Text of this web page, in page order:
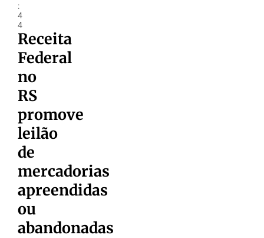
:
4
4
Receita
Federal
no
RS
promove
leilão
de
mercadorias
apreendidas
ou
abandonadas